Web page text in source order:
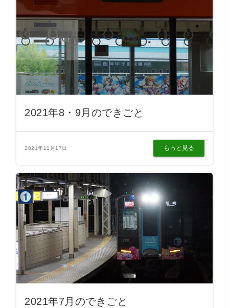
2021年8・9月のできごと
2021年11月17日 もっと見る
2021年7月のできごと